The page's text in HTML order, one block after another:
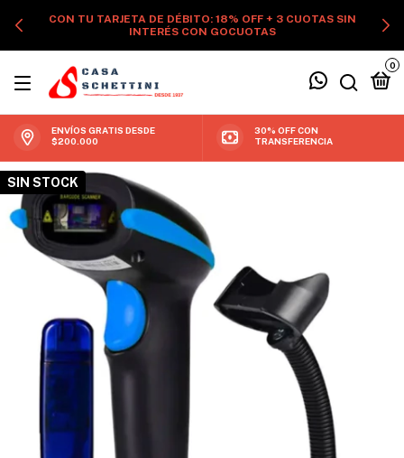
CON TU TARJETA DE DÉBITO: 18% OFF + 3 CUOTAS SIN
INTERÉS CON GOCUOTAS
0
ENVÍOS GRATIS DESDE
$200.000
30% OFF CON
TRANSFERENCIA
SIN STOCK